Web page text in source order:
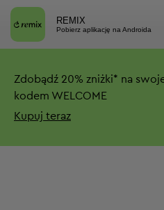
REMIX
Pobierz aplikację na Androida
Zdobądź 20% zniżki* na
kodem WELCOME
Kupuj teraz